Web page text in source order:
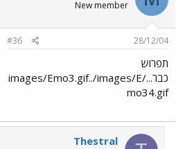
New member
28/12/04
#36
תפרוש
כבר.../images/Emo3.gif../images/E
mo34.gif
Thestral